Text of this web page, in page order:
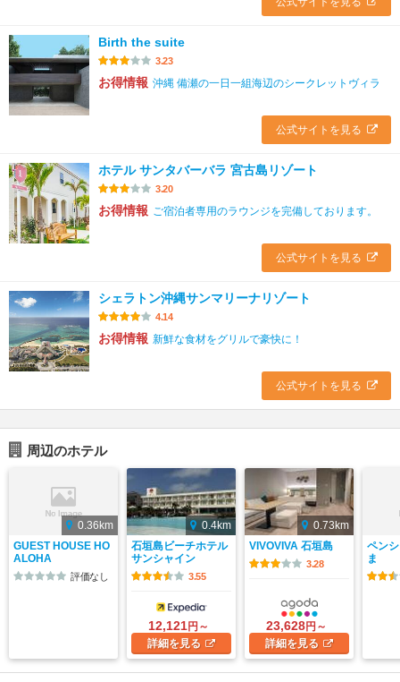
Birth the suite
3.23
お得情報 沖縄 備瀬の一日一組海辺のシークレットヴィラ
公式サイトを見る
ホテル サンタバーバラ 宮古島リゾート
3.20
お得情報 ご宿泊者専用のラウンジを完備しております。
公式サイトを見る
シェラトン沖縄サンマリーナリゾート
4.14
お得情報 新鮮な食材をグリルで豪快に！
公式サイトを見る
周辺のホテル
0.36km
GUEST HOUSE HO
ALOHA
評価なし
0.4km
石垣島ビーチホテル
サンシャイン
3.55
12,121円～
詳細を見る
0.73km
VIVOVIVA 石垣島
3.28
23,628円～
詳細を見る
ペン
ま